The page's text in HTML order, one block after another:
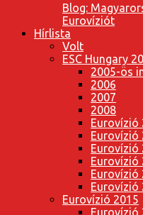
Blog:
Eurovíziót
Hírlista
Volt
ESC Hungary
2005-ös
2006
2007
2008
Eurovízió
Eurovízió
Eurovízió
Eurovízió
Eurovízió
Eurovízió
Eurovízió 2015
Eurovízió